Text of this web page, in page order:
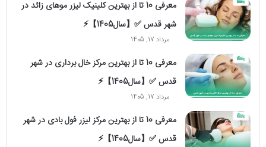
معرفی 10 تا از بهترین کلینیک لیزر موهای زائد در
شهر قدس ✅【سال1405】⚡️
مرداد 17, 1405
معرفی 10 تا از بهترین مرکز خال برداری در شهر
قدس ✅【سال1405】⚡️
مرداد 17, 1405
معرفی 10 تا از بهترین مرکز لیزر فول بادی در شهر
قدس ✅【سال1405】⚡️